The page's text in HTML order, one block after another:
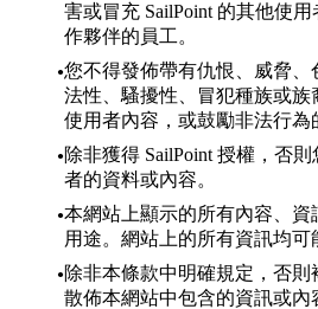
害或冒充 SailPoint 的其他使
作夥伴的員工。
您不得發佈帶有仇恨、威脅
法性、騷擾性、冒犯種族或
使用者內容，或鼓勵非法行為
除非獲得 SailPoint 授權，否
者的資料或內容。
本網站上顯示的所有內容、
用途。網站上的所有資訊均可
除非本條款中明確規定，否
散佈本網站中包含的資訊或